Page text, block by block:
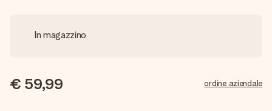
In magazzino
€ 59,99 ordine aziendale